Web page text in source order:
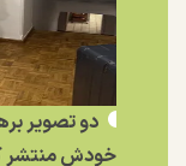
دو تصویر
خودش منتشر